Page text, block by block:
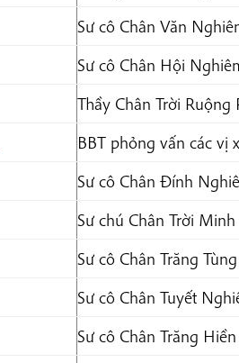
Sư cô Chân Văn
Sư cô Chân Hội
Thầy Chân Trời Ruộng
BBT phỏng vấn các vị
Sư cô Chân Đính
Sư chú Chân Trời
Sư cô Chân Trăng
Sư cô Chân Tuyết
Sư cô Chân Trăng